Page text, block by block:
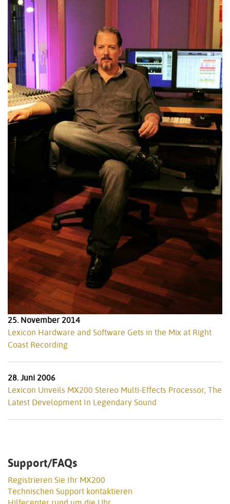
25. November 2014
Lexicon Hardware and Software Gets in the Mix at Right
Coast Recording
28. Juni 2006
Lexicon Unveils MX200 Stereo Multi-Effects Processor, The
Latest Development In Legendary Sound
Support/FAQs
Registrieren Sie Ihr MX200
Technischen Support kontaktieren